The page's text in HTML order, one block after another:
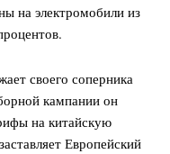
на электромобили из
своего соперника
кампании он
на китайскую
Европейский